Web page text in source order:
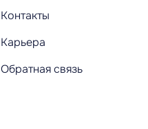
Контакты
Карьера
Обратная связь